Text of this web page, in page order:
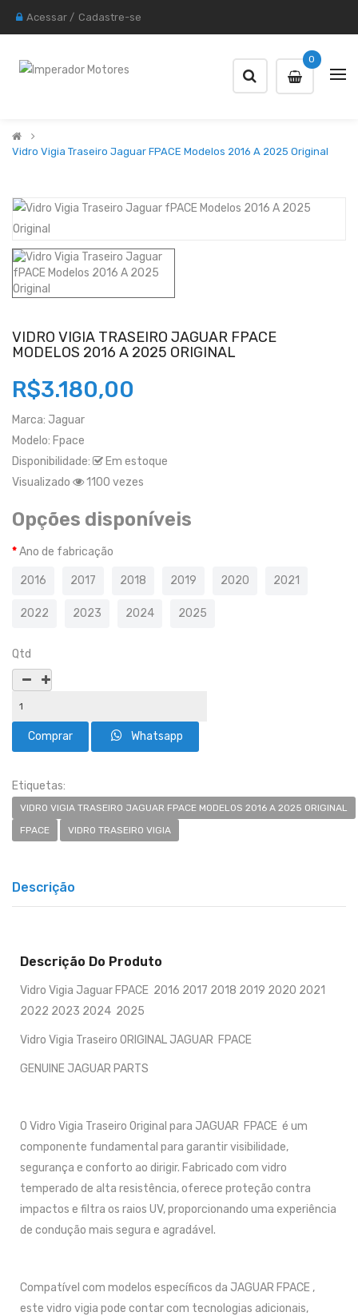
Acessar / Cadastre-se
0
Vidro Vigia Traseiro Jaguar FPACE Modelos 2016 A 2025 Original
VIDRO VIGIA TRASEIRO JAGUAR FPACE
MODELOS 2016 A 2025 ORIGINAL
R$3.180,00
Marca: Jaguar
Modelo: Fpace
Disponibilidade:
Em estoque
Visualizado
1100 vezes
Opções disponíveis
Ano de fabricação
2016 2017 2018 2019 2020 2021
2022 2023 2024 2025
Qtd
Whatsapp
Etiquetas:
VIDRO VIGIA TRASEIRO JAGUAR FPACE MODELOS 2016 A 2025 ORIGINAL
FPACE
VIDRO TRASEIRO VIGIA
Descrição
Descrição Do Produto
Vidro Vigia Jaguar FPACE 2016 2017 2018 2019 2020 2021
2022 2023 2024 2025
Vidro Vigia Traseiro ORIGINAL JAGUAR FPACE
GENUINE JAGUAR PARTS
O Vidro Vigia Traseiro Original para JAGUAR FPACE é um
componente fundamental para garantir visibilidade,
segurança e conforto ao dirigir. Fabricado com vidro
temperado de alta resistência, oferece proteção contra
impactos e filtra os raios UV, proporcionando uma experiência
de condução mais segura e agradável.
Compatível com modelos específicos da JAGUAR FPACE ,
este vidro vigia pode contar com tecnologias adicionais,